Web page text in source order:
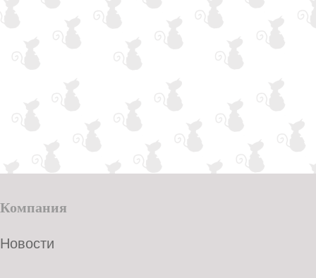
Компания
Новости